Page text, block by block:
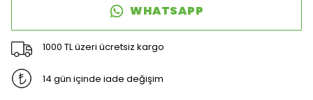
WHATSAPP
1000 TL üzeri ücretsiz kargo
14 gün içinde iade değişim